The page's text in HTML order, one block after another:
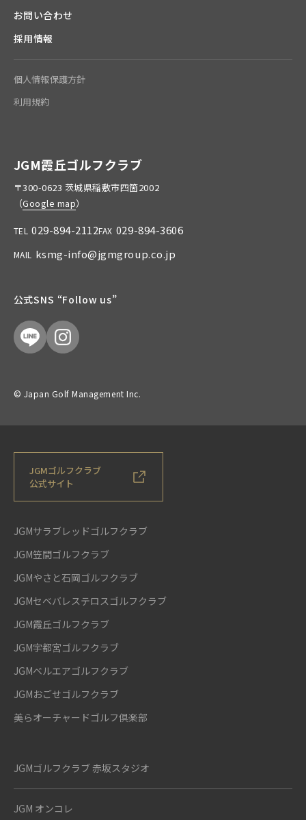
お問い合わせ
採用情報
個人情報保護方針
利用規約
JGM霞丘ゴルフクラブ
〒300-0623 茨城県稲敷市四箇2002
（Google map）
TEL 029-894-2112FAX 029-894-3606
MAIL ksmg-info@jgmgroup.co.jp
公式SNS “Follow us”
© Japan Golf Management Inc.
JGMゴルフクラブ
公式サイト
JGMサラブレッドゴルフクラブ
JGM笠間ゴルフクラブ
JGMやさと石岡ゴルフクラブ
JGMセベバレステロスゴルフクラブ
JGM霞丘ゴルフクラブ
JGM宇都宮ゴルフクラブ
JGMベルエアゴルフクラブ
JGMおごせゴルフクラブ
美らオーチャードゴルフ倶楽部
JGMゴルフクラブ 赤坂スタジオ
JGM オンコレ